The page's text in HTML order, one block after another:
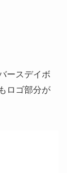
ースデイボ
ロゴ部分が